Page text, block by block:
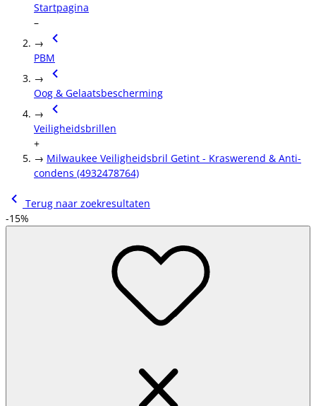
Startpagina
–
→
PBM
→
Oog & Gelaatsbescherming
→
Veiligheidsbrillen
+
→ Milwaukee Veiligheidsbril Getint - Kraswerend & Anti-
condens (4932478764)
Terug naar zoekresultaten
-15%